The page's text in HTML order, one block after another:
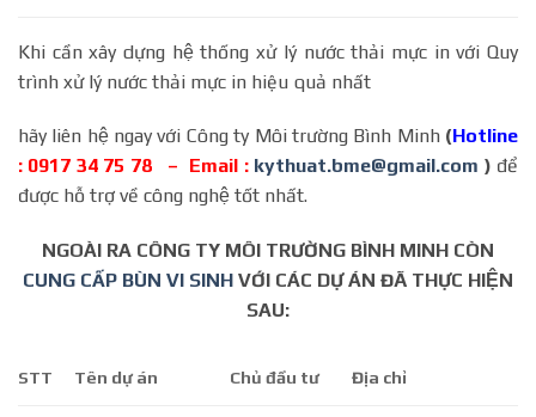
Khi cần xây dựng hệ thống xử lý nước thải mực in với Quy
trình xử lý nước thải mực in hiệu quả nhất
hãy liên hệ ngay với Công ty Môi trường Bình Minh(Hotline
: 0917 34 75 78 – Email : kythuat.bme@gmail.com ) để
được hỗ trợ về công nghệ tốt nhất.
NGOÀI RA CÔNG TY MÔI TRƯỜNG BÌNH MINH CÒN
CUNG CẤP BÙN VI SINH VỚI CÁC DỰ ÁN ĐÃ THỰC HIỆN
SAU:
STT Tên dự án Chủ đầu tư Địa chỉ